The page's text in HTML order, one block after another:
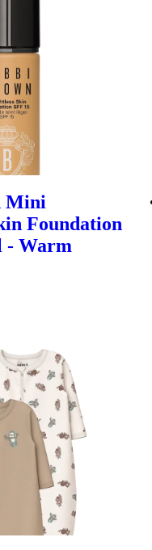
Mini
Foundation
- Warm